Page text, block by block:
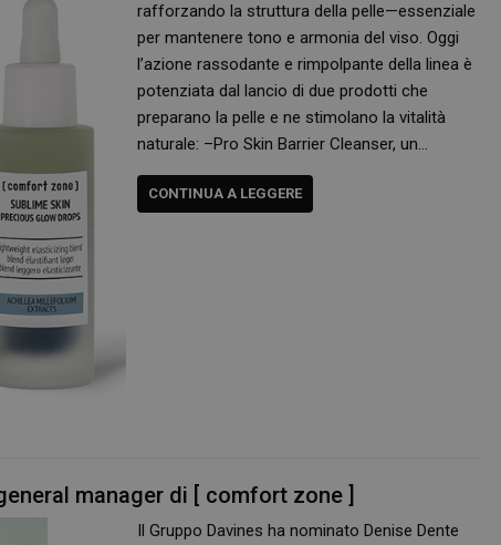
rafforzando la struttura della pelle—essenziale
per mantenere tono e armonia del viso. Oggi
l’azione rassodante e rimpolpante della linea è
potenziata dal lancio di due prodotti che
preparano la pelle e ne stimolano la vitalità
naturale: –Pro Skin Barrier Cleanser, un…
CONTINUA A LEGGERE
manager di [ comfort zone ]
Il Gruppo Davines ha nominato Denise Dente